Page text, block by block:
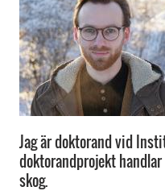
Jag är doktorand vid
doktorandprojekt
skog.